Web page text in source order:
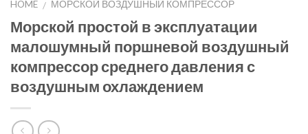
HOME / МОРСКОЙ ВОЗДУШНЫЙ КОМПРЕССОР
Морской простой в эксплуатации
малошумный поршневой воздушный
компрессор среднего давления с
воздушным охлаждением